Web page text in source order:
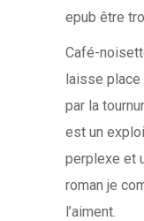
epub être
Café-
laisse place
par la
est un
perplexe et
roman je
l’aiment.